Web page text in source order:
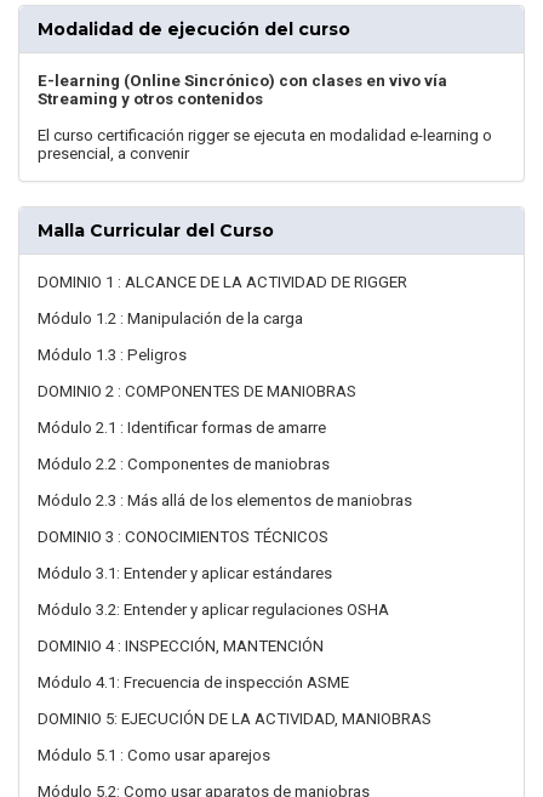
Modalidad de ejecución del curso
E-learning (Online Sincrónico) con clases en vivo vía
Streaming y otros contenidos
El curso certificación rigger se ejecuta en modalidad e-learning o
presencial, a convenir
Malla Curricular del Curso
DOMINIO 1 : ALCANCE DE LA ACTIVIDAD DE RIGGER
Módulo 1.2 : Manipulación de la carga
Módulo 1.3 : Peligros
DOMINIO 2 : COMPONENTES DE MANIOBRAS
Módulo 2.1 : Identificar formas de amarre
Módulo 2.2 : Componentes de maniobras
Módulo 2.3 : Más allá de los elementos de maniobras
DOMINIO 3 : CONOCIMIENTOS TÉCNICOS
Módulo 3.1: Entender y aplicar estándares
Módulo 3.2: Entender y aplicar regulaciones OSHA
DOMINIO 4 : INSPECCIÓN, MANTENCIÓN
Módulo 4.1: Frecuencia de inspección ASME
DOMINIO 5: EJECUCIÓN DE LA ACTIVIDAD, MANIOBRAS
Módulo 5.1 : Como usar aparejos
Módulo 5.2: Como usar aparatos de maniobras